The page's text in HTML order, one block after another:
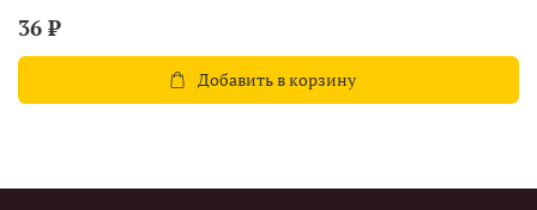
36 ₽
Добавить в корзину